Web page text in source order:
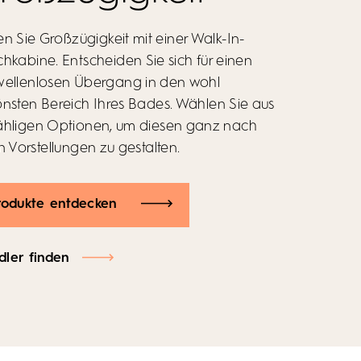
entdecken
Sie Großzügigkeit mit einer Walk-In-
Entscheiden Sie sich für einen
Übergang in den wohl
Bereich Ihres Bades. Wählen Sie aus
Optionen, um diesen ganz nach
Vorstellungen zu gestalten.
entdecken
finden
entdecken
finden
entdecken
finden
finden